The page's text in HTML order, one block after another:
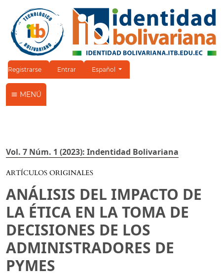
Registrarse Entrar Cambiar el idioma. El idioma actual es:
Español
MENÚ
Vol. 7 Núm. 1 (2023): Indentidad Bolivariana
ARTÍCULOS ORIGINALES
ANÁLISIS DEL IMPACTO DE
LA ÉTICA EN LA TOMA DE
DECISIONES DE LOS
ADMINISTRADORES DE
PYMES